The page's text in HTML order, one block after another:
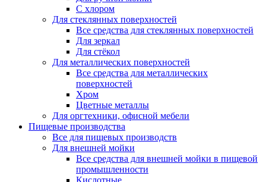
С хлором
Для стеклянных поверхностей
Все средства для стеклянных поверхностей
Для зеркал
Для стёкол
Для металлических поверхностей
Все средства для металлических
поверхностей
Хром
Цветные металлы
Для оргтехники, офисной мебели
Пищевые производства
Все для пищевых производств
Для внешней мойки
Все средства для внешней мойки в пищевой
промышленности
Кислотные